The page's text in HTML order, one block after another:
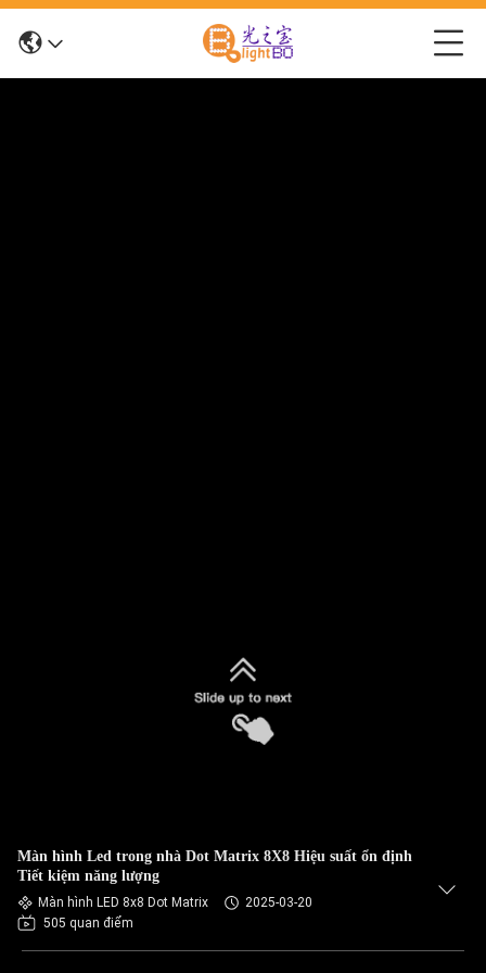
Màn hình Led trong nhà Dot Matrix 8X8 Hiệu suất ổn định
Tiết kiệm năng lượng
Màn hình LED 8x8 Dot Matrix
2025-03-20
505 quan điểm